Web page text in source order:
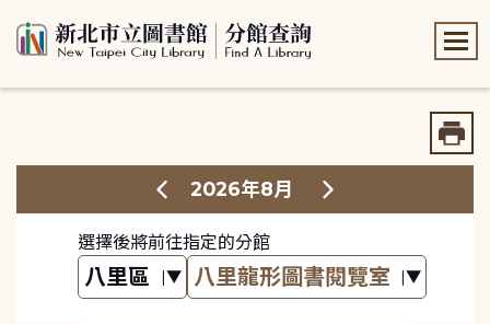
2026年8月
選擇後將前往指定的分館